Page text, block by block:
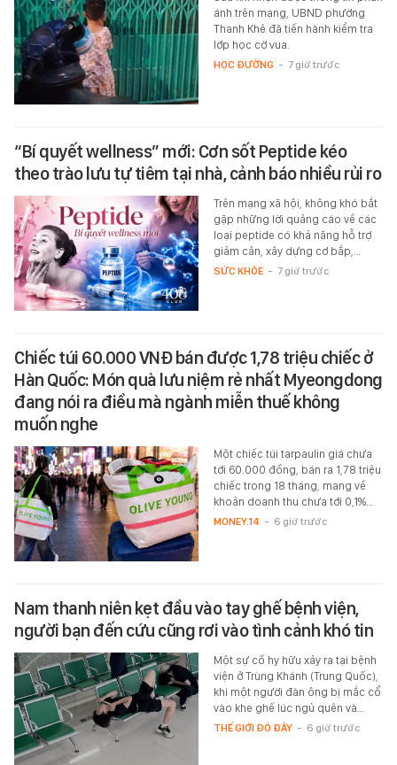
ánh trên mạng, UBND phường
Thanh Khê đã tiến hành kiểm tra
lớp học cờ vua.
HỌC ĐƯỜNG - 7 giờ trước
“Bí quyết wellness” mới: Cơn sốt Peptide kéo
theo trào lưu tự tiêm tại nhà, cảnh báo nhiều rủi ro
Trên mạng xã hội, không khó bắt
gặp những lời quảng cáo về các
loại peptide có khả năng hỗ trợ
giảm cân, xây dựng cơ bắp,…
SỨC KHỎE - 7 giờ trước
Chiếc túi 60.000 VNĐ bán được 1,78 triệu chiếc ở
Hàn Quốc: Món quà lưu niệm rẻ nhất Myeongdong
đang nói ra điều mà ngành miễn thuế không
muốn nghe
Một chiếc túi tarpaulin giá chưa
tới 60.000 đồng, bán ra 1,78 triệu
chiếc trong 18 tháng, mang về
khoản doanh thu chưa tới 0,1%…
MONEY.14 - 6 giờ trước
Nam thanh niên kẹt đầu vào tay ghế bệnh viện,
người bạn đến cứu cũng rơi vào tình cảnh khó tin
Một sự cố hy hữu xảy ra tại bệnh
viện ở Trùng Khánh (Trung Quốc),
khi một người đàn ông bị mắc cổ
vào khe ghế lúc ngủ quên và…
THẾ GIỚI ĐÓ ĐÂY - 6 giờ trước